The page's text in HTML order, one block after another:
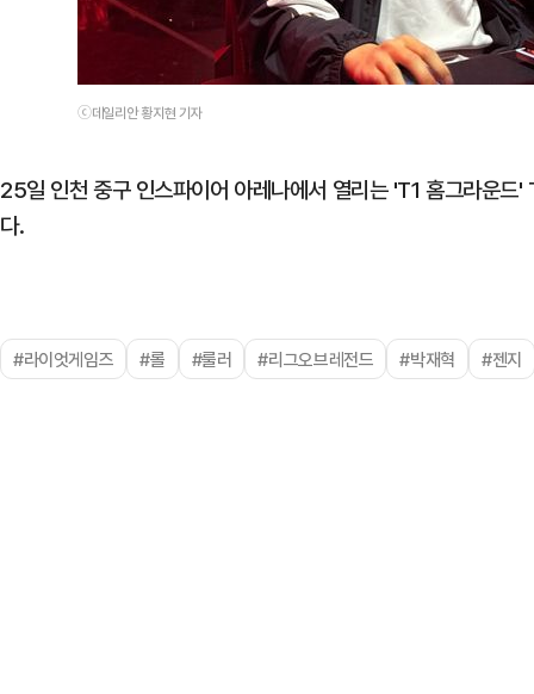
ⓒ데일리안 황지현 기자
25일 인천 중구 인스파이어 아레나에서 열리는 'T1 홈그라운
다.
#라이엇게임즈 #롤 #룰러 #리그오브레전드 #박재혁 #젠지